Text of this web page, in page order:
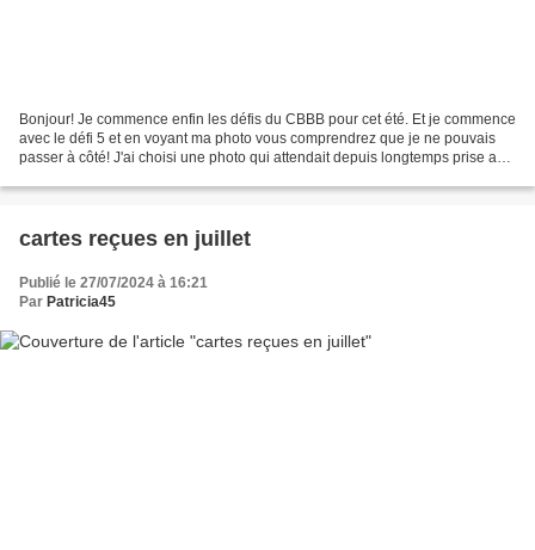
Bonjour! Je commence enfin les défis du CBBB pour cet été. Et je commence
avec le défi 5 et en voyant ma photo vous comprendrez que je ne pouvais
passer à côté! J'ai choisi une photo qui attendait depuis longtemps prise au
cartes reçues en juillet
Publié le 27/07/2024 à 16:21
Par Patricia45